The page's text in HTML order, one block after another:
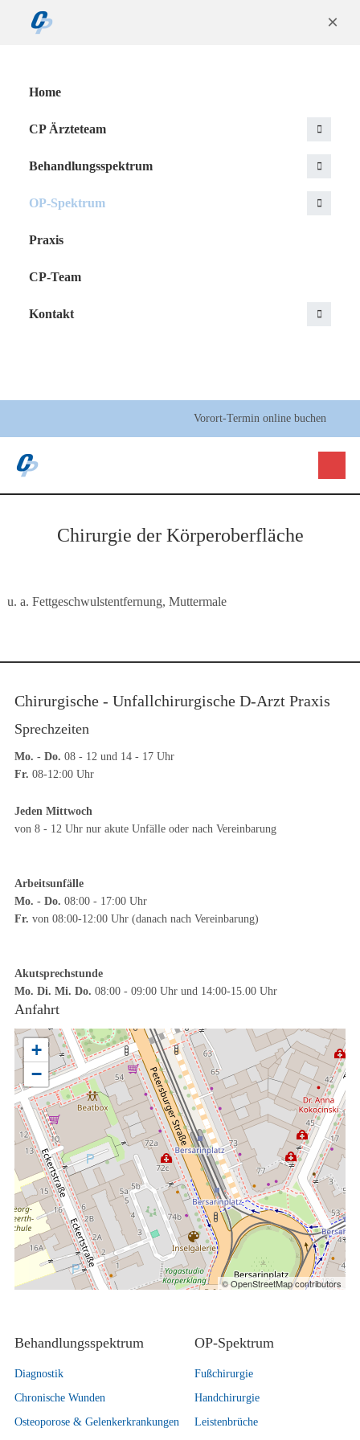
×
Home
CP Ärzteteam
Behandlungsspektrum
OP-Spektrum
Praxis
CP-Team
Kontakt
Vorort-Termin online buchen
Chirurgie der Körperoberfläche
u. a. Fettgeschwulstentfernung, Muttermale
Chirurgische - Unfallchirurgische D-Arzt Praxis
Sprechzeiten
Mo. - Do. 08 - 12 und 14 - 17 Uhr
Fr. 08-12:00 Uhr
Jeden Mittwoch
von 8 - 12 Uhr nur akute Unfälle oder nach Vereinbarung
Arbeitsunfälle
Mo. - Do. 08:00 - 17:00 Uhr
Fr. von 08:00-12:00 Uhr (danach nach Vereinbarung)
Akutsprechstunde
Mo. Di. Mi. Do. 08:00 - 09:00 Uhr und 14:00-15.00 Uhr
Anfahrt
+
−
© OpenStreetMap contributors
Behandlungsspektrum
Diagnostik
Chronische Wunden
Osteoporose & Gelenkerkrankungen
OP-Spektrum
Fußchirurgie
Handchirurgie
Leistenbrüche